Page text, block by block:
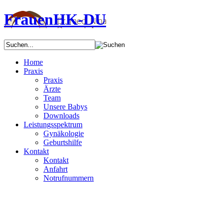
FrauenHK-DU
Home
Praxis
Praxis
Ärzte
Team
Unsere Babys
Downloads
Leistungsspektrum
Gynäkologie
Geburtshilfe
Kontakt
Kontakt
Anfahrt
Notrufnummern